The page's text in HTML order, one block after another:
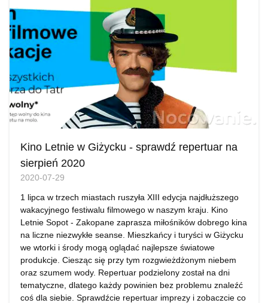
Kino Letnie w Giżycku - sprawdź repertuar na
sierpień 2020
2020-07-29
1 lipca w trzech miastach ruszyła XIII edycja najdłuższego
wakacyjnego festiwalu filmowego w naszym kraju. Kino
Letnie Sopot - Zakopane zaprasza miłośników dobrego kina
na liczne niezwykłe seanse. Mieszkańcy i turyści w Giżycku
we wtorki i środy mogą oglądać najlepsze światowe
produkcje. Ciesząc się przy tym rozgwieżdżonym niebem
oraz szumem wody. Repertuar podzielony został na dni
tematyczne, dlatego każdy powinien bez problemu znaleźć
coś dla siebie. Sprawdźcie repertuar imprezy i zobaczcie co